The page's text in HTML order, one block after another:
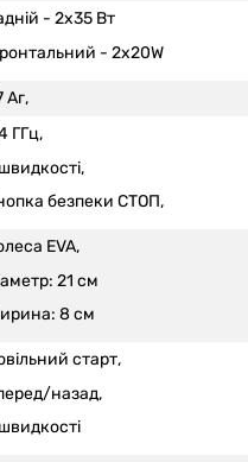
- 2x35 Вт
- 2x20W
Аг,
ГГц,
безпеки СТОП,
EVA,
21 см
8 см
старт,
назад,